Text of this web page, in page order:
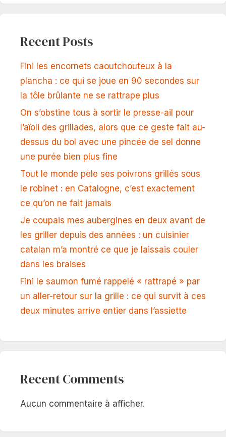
Recent Posts
Fini les encornets caoutchouteux à la
plancha : ce qui se joue en 90 secondes sur
la tôle brûlante ne se rattrape plus
On s’obstine tous à sortir le presse-ail pour
l’aïoli des grillades, alors que ce geste fait au-
dessus du bol avec une pincée de sel donne
une purée bien plus fine
Tout le monde pèle ses poivrons grillés sous
le robinet : en Catalogne, c’est exactement
ce qu’on ne fait jamais
Je coupais mes aubergines en deux avant de
les griller depuis des années : un cuisinier
catalan m’a montré ce que je laissais couler
dans les braises
Fini le saumon fumé rappelé « rattrapé » par
un aller-retour sur la grille : ce qui survit à ces
deux minutes arrive entier dans l’assiette
Recent Comments
Aucun commentaire à afficher.